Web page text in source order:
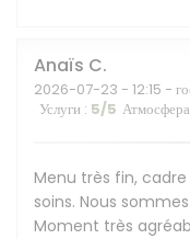
Anaïs C
2026-07-23 - 12:15 -
Услуги : 5/5 Атмосфера
Menu très fin,
soins. Nous
Moment très